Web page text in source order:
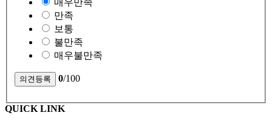
매우만족
만족
보통
불만족
매우불만족
0/100
QUICK LINK